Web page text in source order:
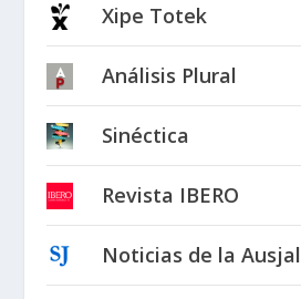
Xipe Totek
Análisis Plural
Sinéctica
Revista IBERO
Noticias de la Ausjal